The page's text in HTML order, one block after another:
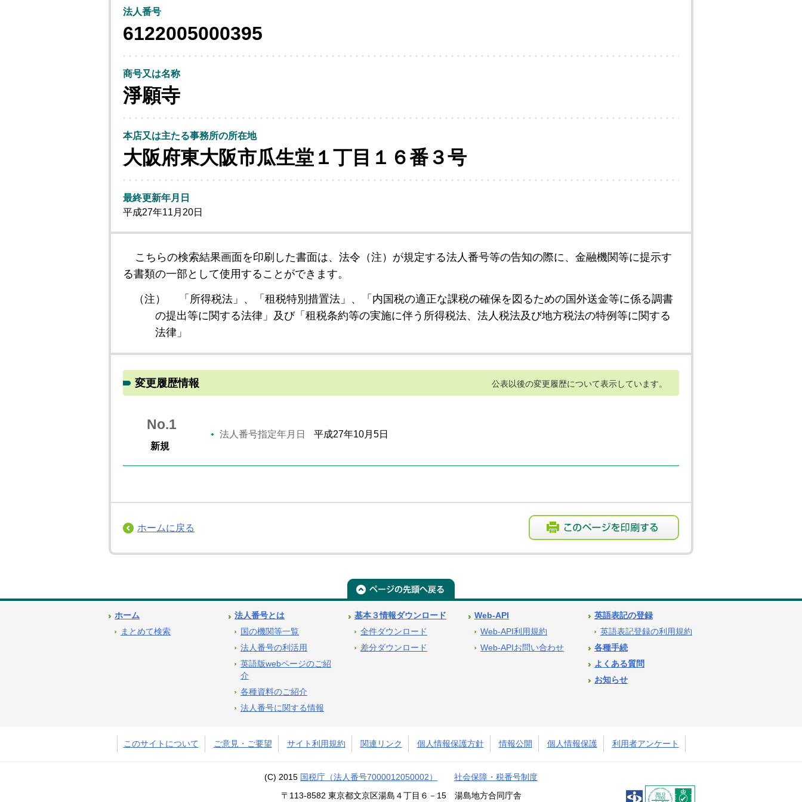
法人番号
6122005000395
商号又は名称
淨願寺
本店又は主たる事務所の所在地
大阪府東大阪市瓜生堂１丁目１６番３号
最終更新年月日
平成27年11月20日
こちらの検索結果画面を印刷した書面は、法令（注）が規定する法人番号等の告知の際に、金融機関等に提示す
る書類の一部として使用することができます。
（注）
「所得税法」、「租税特別措置法」、「内国税の適正な課税の確保を図るための国外送金等に係る調書
の提出等に関する法律」及び「租税条約等の実施に伴う所得税法、法人税法及び地方税法の特例等に関する
法律」
変更履歴情報 公表以後の変更履歴について表示しています。
No.1
新規
法人番号指定年月日 平成27年10月5日
ホームに戻る
ホーム
まとめて検索
法人番号とは
国の機関等一覧
法人番号の利活用
英語版webページのご紹
介
各種資料のご紹介
法人番号に関する情報
基本３情報ダウンロード
全件ダウンロード
差分ダウンロード
Web-API
Web-API利用規約
Web-APIお問い合わせ
英語表記の登録
英語表記登録の利用規約
各種手続
よくある質問
お知らせ
このサイトについて ご意見・ご要望 サイト利用規約 関連リンク 個人情報保護方針 情報公開 個人情報保護 利用者アンケート
(C) 2015 国税庁（法人番号7000012050002） 社会保障・税番号制度
〒113-8582 東京都文京区湯島４丁目６－15 湯島地方合同庁舎